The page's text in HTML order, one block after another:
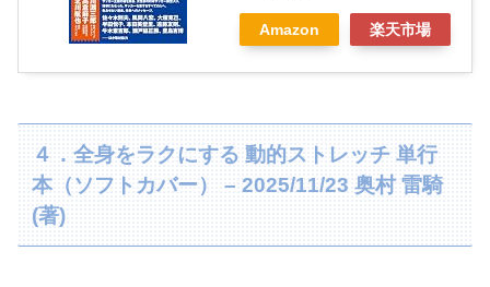
Amazon 楽天市場
４．全身をラクにする 動的ストレッチ 単行
本（ソフトカバー） – 2025/11/23 奥村 雷騎
(著)